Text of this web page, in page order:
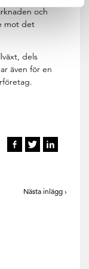
och
mot det
dels
även för en
Nästa inlägg ›